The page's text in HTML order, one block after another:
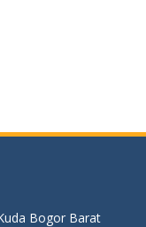
Bogor Barat